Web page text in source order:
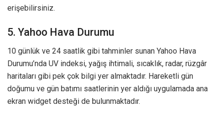
erişebilirsiniz.
5. Yahoo Hava Durumu
10 günlük ve 24 saatlik gibi tahminler sunan Yahoo Hava
Durumu’nda UV indeksi, yağış ihtimali, sıcaklık, radar, rüzgâr
haritaları gibi pek çok bilgi yer almaktadır. Hareketli gün
doğumu ve gün batımı saatlerinin yer aldığı uygulamada ana
ekran widget desteği de bulunmaktadır.